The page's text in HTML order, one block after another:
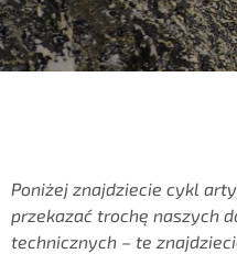
Poniżej znajdziecie cykl
przekazać trochę naszych
technicznych – te